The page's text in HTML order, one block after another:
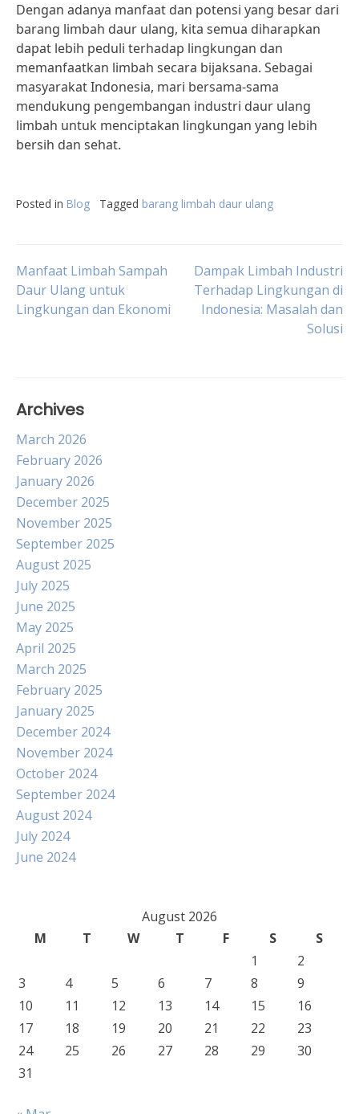
Dengan adanya manfaat dan potensi yang besar dari
barang limbah daur ulang, kita semua diharapkan
dapat lebih peduli terhadap lingkungan dan
memanfaatkan limbah secara bijaksana. Sebagai
masyarakat Indonesia, mari bersama-sama
mendukung pengembangan industri daur ulang
limbah untuk menciptakan lingkungan yang lebih
bersih dan sehat.
Posted in Blog Tagged barang limbah daur ulang
Post
navigation
Manfaat Limbah Sampah
Daur Ulang untuk
Lingkungan dan Ekonomi
Dampak Limbah Industri
Terhadap Lingkungan di
Indonesia: Masalah dan
Solusi
Archives
March 2026
February 2026
January 2026
December 2025
November 2025
September 2025
August 2025
July 2025
June 2025
May 2025
April 2025
March 2025
February 2025
January 2025
December 2024
November 2024
October 2024
September 2024
August 2024
July 2024
June 2024
August 2026
M
T W T F S
S
1
2
3
4 5 6 7 8
9
10
11 12 13 14 15
16
17
18 19 20 21 22
23
24
25 26 27 28 29
30
31